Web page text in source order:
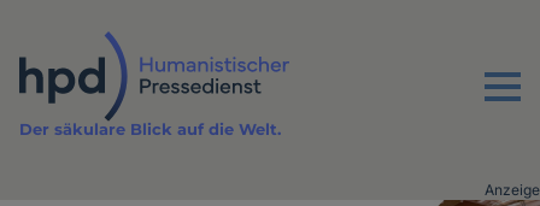
Inhalt
Menu
Der säkulare Blick auf die Welt.
Anzeige